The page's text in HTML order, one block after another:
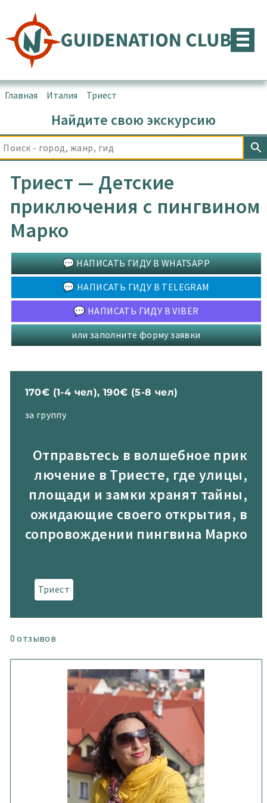
содержимому
Главная Италия Триест
Найдите свою экскурсию
Триест — Детские
приключения с пингвином
Марко
💬 НАПИСАТЬ ГИДУ В WHATSAPP
💬 НАПИСАТЬ ГИДУ В TELEGRAM
💬 НАПИСАТЬ ГИДУ В VIBER
или заполните форму заявки
170€ (1-4 чел), 190€ (5-8 чел)
за группу
Отправьтесь в волшебное прик
лючение в Триесте, где улицы,
площади и замки хранят тайны,
ожидающие своего открытия, в
сопровождении пингвина Марко
Триест
0 отзывов